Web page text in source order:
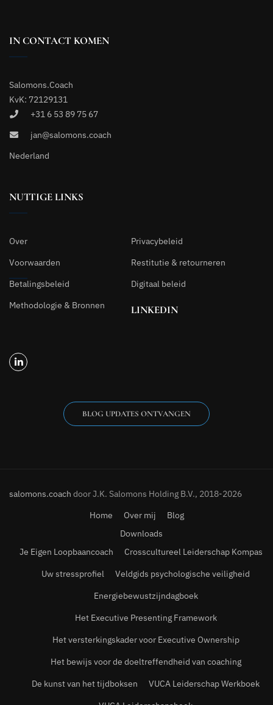
IN CONTACT KOMEN
Salomons.Coach
KvK: 72129131
+31 6 53 89 75 67
jan@salomons.coach
Nederland
NUTTIGE LINKS
Over
Privacybeleid
Voorwaarden
Restitutie & retourneren
Betalingsbeleid
Digitaal beleid
Methodologie & Bronnen
LINKEDIN
BLOG UPDATES ONTVANGEN
salomons.coach door J.K. Salomons Holding B.V., 2018-2026
Home
Over mij
Blog
Downloads
Je Eigen Loopbaancoach
Crosscultureel Leiderschap Kompas
Uw stressprofiel
Veldgids psychologische veiligheid
Energiebewustzijndagboek
Het Executive Presenting Framework
Het versterkingskader voor Executive Ownership
Het bewijs voor de doeltreffendheid van coaching
De kunst van het tijdboksen
VUCA Leiderschap Werkboek